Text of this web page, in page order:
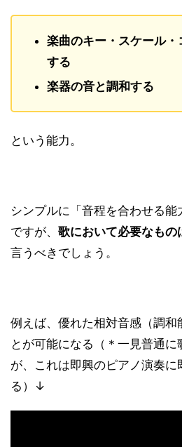
楽曲のキー・スケール
する
楽器の音と調和する
という能力。
シンプルに「音程を合わせる
ですが、 歌において必要なもの
言うべきでしょう。
例えば、優れた相対音感（調和
とが可能になる（＊一見普通
が、これは即興のピアノ演奏に
る）↓